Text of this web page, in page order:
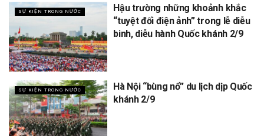
SỰ KIỆN TRONG NƯỚC
Hậu trường những khoảnh khắc
“tuyệt đối điện ảnh” trong lễ diễu
binh, diễu hành Quốc khánh 2/9
SỰ KIỆN TRONG NƯỚC
Hà Nội “bùng nổ” du lịch dịp Quốc
khánh 2/9